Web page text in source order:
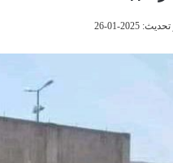
2025-01-26